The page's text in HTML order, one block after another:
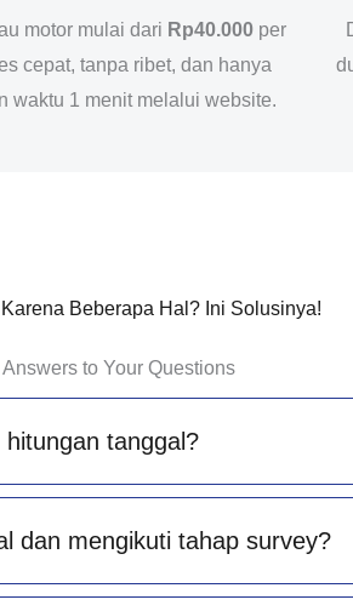
motor mulai dari Rp40.000 per
cepat, tanpa ribet, dan hanya
waktu 1 menit melalui website.
Beberapa Hal? Ini Solusinya!
Answers to Your Questions
tanggal?
dan mengikuti tahap survey?